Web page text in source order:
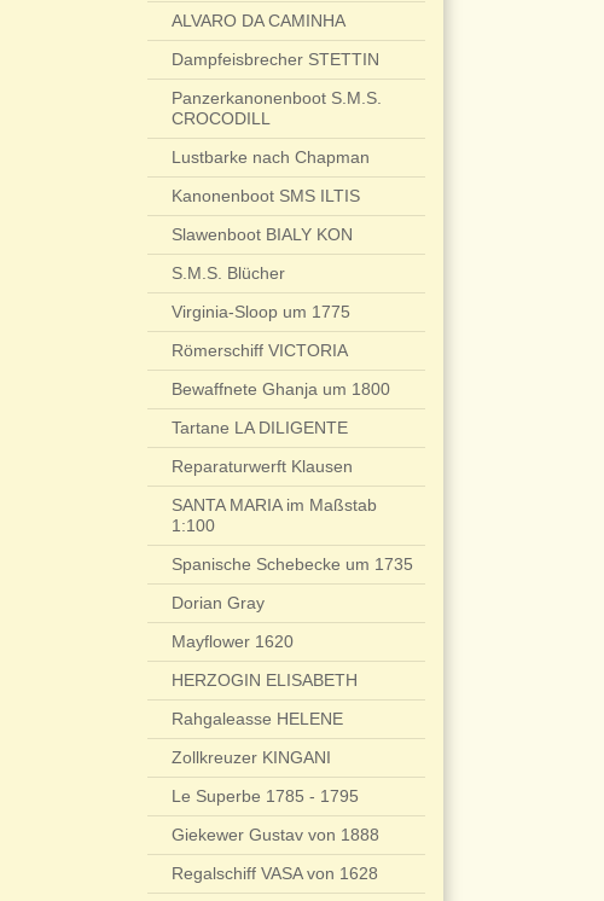
ALVARO DA CAMINHA
Dampfeisbrecher STETTIN
Panzerkanonenboot S.M.S.
CROCODILL
Lustbarke nach Chapman
Kanonenboot SMS ILTIS
Slawenboot BIALY KON
S.M.S. Blücher
Virginia-Sloop um 1775
Römerschiff VICTORIA
Bewaffnete Ghanja um 1800
Tartane LA DILIGENTE
Reparaturwerft Klausen
SANTA MARIA im Maßstab
1:100
Spanische Schebecke um 1735
Dorian Gray
Mayflower 1620
HERZOGIN ELISABETH
Rahgaleasse HELENE
Zollkreuzer KINGANI
Le Superbe 1785 - 1795
Giekewer Gustav von 1888
Regalschiff VASA von 1628